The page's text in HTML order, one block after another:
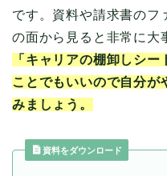
です。資料や請求書のフ
の面から見ると非常に大
「キャリアの棚卸しシ
ことでもいいので自分が
みましょう。
資料をダウンロード